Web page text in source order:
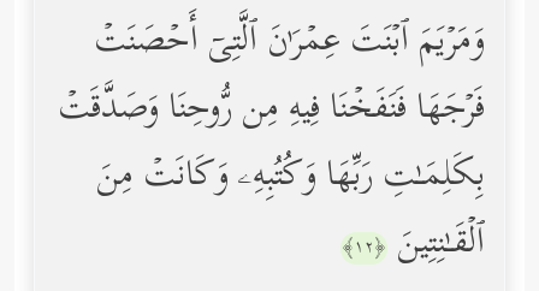
وَمَرۡیَمَ ٱبۡنَتَ عِمۡرَ ٰ⁠نَ ٱلَّتِیۤ أَحۡصَنَتۡ
فَرۡجَهَا فَنَفَخۡنَا فِیهِ مِن رُّوحِنَا وَصَدَّقَتۡ
بِكَلِمَـٰتِ رَبِّهَا وَكُتُبِهِۦ وَكَانَتۡ مِنَ
ٱلۡقَـٰنِتِینَ ﴿١٢﴾